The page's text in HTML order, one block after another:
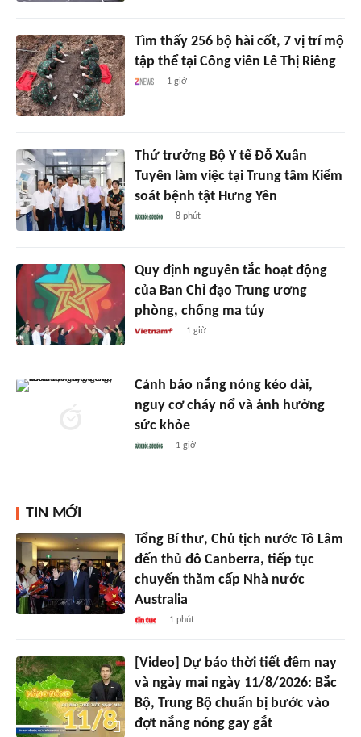
Tìm thấy 256 bộ hài cốt, 7 vị trí mộ
tập thể tại Công viên Lê Thị Riêng
1 giờ
Thứ trưởng Bộ Y tế Đỗ Xuân
Tuyên làm việc tại Trung tâm Kiểm
soát bệnh tật Hưng Yên
8 phút
Quy định nguyên tắc hoạt động
của Ban Chỉ đạo Trung ương
phòng, chống ma túy
1 giờ
Cảnh báo nắng nóng kéo dài,
nguy cơ cháy nổ và ảnh hưởng
sức khỏe
1 giờ
TIN MỚI
Tổng Bí thư, Chủ tịch nước Tô Lâm
đến thủ đô Canberra, tiếp tục
chuyến thăm cấp Nhà nước
Australia
1 phút
[Video] Dự báo thời tiết đêm nay
và ngày mai ngày 11/8/2026: Bắc
Bộ, Trung Bộ chuẩn bị bước vào
đợt nắng nóng gay gắt